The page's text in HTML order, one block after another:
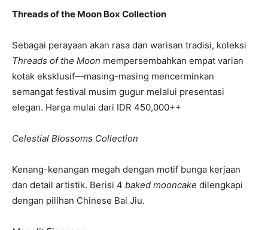
Threads of the Moon Box Collection
Sebagai perayaan akan rasa dan warisan tradisi, koleksi
Threads of the Moon mempersembahkan empat varian
kotak eksklusif—masing-masing mencerminkan
semangat festival musim gugur melalui presentasi
elegan. Harga mulai dari IDR 450,000++
Celestial Blossoms Collection
Kenang-kenangan megah dengan motif bunga kerjaan
dan detail artistik. Berisi 4 baked mooncake dilengkapi
dengan pilihan Chinese Bai Jiu.